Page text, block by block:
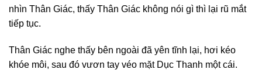
nhìn Thân Giác, thấy Thân Giác không nói gì thì lại rũ mắt
tiếp tục.
Thân Giác nghe thấy bên ngoài đã yên tĩnh lại, hơi kéo
khóe môi, sau đó vươn tay véo mặt Dục Thanh một cái.